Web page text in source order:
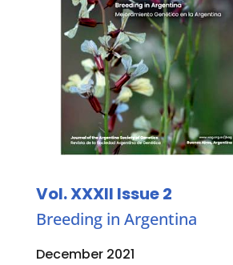
Vol. XXXII Issue 2
Breeding in Argentina
December 2021